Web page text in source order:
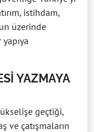
istihdam,
üzerinde
YAZMAYA
geçtiği,
ve çatışmaların